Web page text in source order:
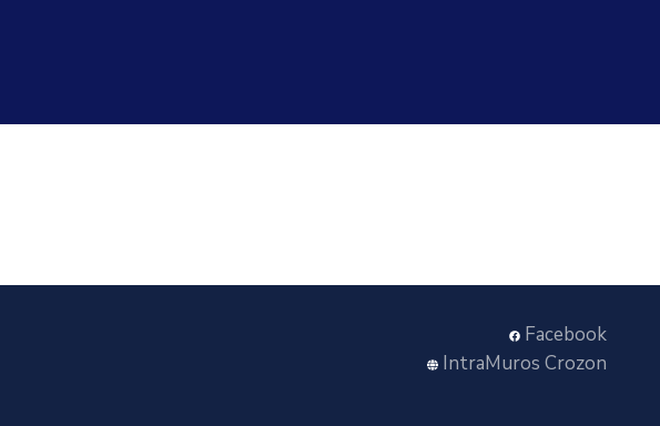
Facebook
IntraMuros Crozon